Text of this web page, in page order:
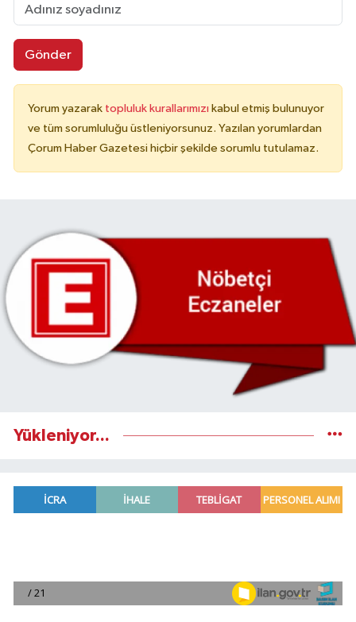
Gönder
Yorum yazarak topluluk kurallarımızı kabul etmiş bulunuyor
ve tüm sorumluluğu üstleniyorsunuz. Yazılan yorumlardan
Çorum Haber Gazetesi hiçbir şekilde sorumlu tutulamaz.
Yükleniyor...